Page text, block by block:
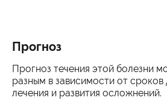
Прогноз
Прогноз течения этой болезни
разным в зависимости от сроков
лечения и развития осложнений.